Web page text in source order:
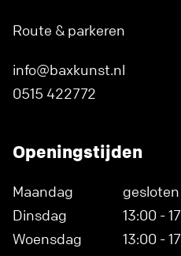
Route & parkeren
info@baxkunst.nl
0515 422772
Openingstijden
Maandag
gesloten
Dinsdag
13:00 -
Woensdag
13:00 -